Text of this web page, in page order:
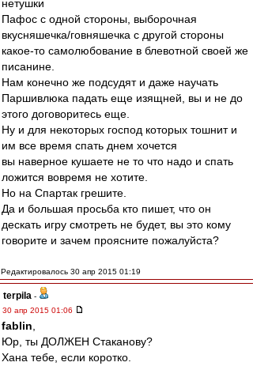
нетушки
Пафос с одной стороны, выборочная
вкусняшечка/говняшечка с другой стороны
какое-то самолюбование в блевотной своей же
писанине.
Нам конечно же подсудят и даже научать
Паршивлюка падать еще изящней, вы и не до
этого договоритесь еще.
Ну и для некоторых господ которых тошнит и
им все время спать днем хочется
вы наверное кушаете не то что надо и спать
ложится вовремя не хотите.
Но на Спартак грешите.
Да и большая просьба кто пишет, что он
дескать игру смотреть не будет, вы это кому
говорите и зачем проясните пожалуйста?
Редактировалось 30 апр 2015 01:19
terpila -
30 апр 2015 01:06
fablin
Юр, ты ДОЛЖЕН Стаканову?
Хана тебе, если коротко.